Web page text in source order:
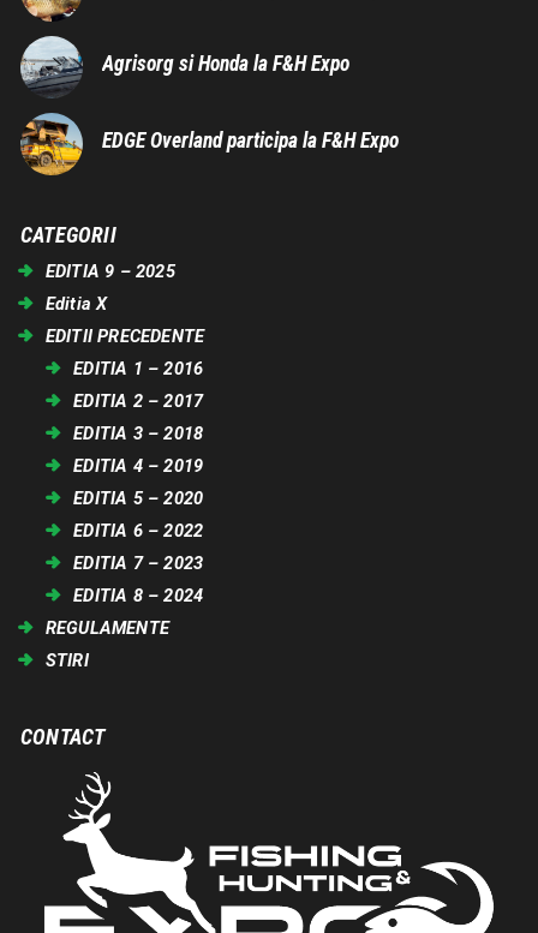
Agrisorg si Honda la F&H Expo
EDGE Overland participa la F&H Expo
CATEGORII
EDITIA 9 – 2025
Editia X
EDITII PRECEDENTE
EDITIA 1 – 2016
EDITIA 2 – 2017
EDITIA 3 – 2018
EDITIA 4 – 2019
EDITIA 5 – 2020
EDITIA 6 – 2022
EDITIA 7 – 2023
EDITIA 8 – 2024
REGULAMENTE
STIRI
CONTACT